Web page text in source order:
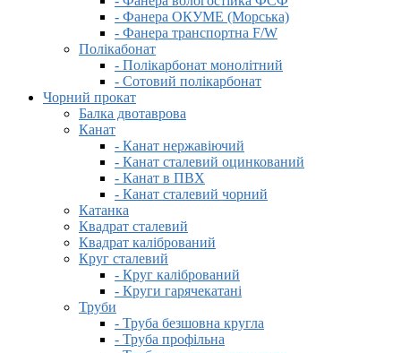
- Фанера ОКУМЕ (Морська)
- Фанера транспортна F/W
Полікабонат
- Полікарбонат монолітний
- Сотовий полікарбонат
Чорний прокат
Балка двотаврова
Канат
- Канат нержавіючий
- Канат сталевий оцинкований
- Канат в ПВХ
- Канат сталевий чорний
Катанка
Квадрат сталевий
Квадрат калібрований
Круг сталевий
- Круг калібрований
- Круги гарячекатані
Труби
- Труба безшовна кругла
- Труба профільна